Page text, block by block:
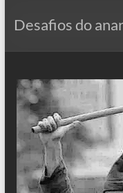
Desafios do